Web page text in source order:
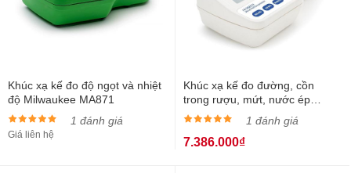
Khúc xạ kế đo độ ngọt và nhiệt
độ Milwaukee MA871
1 đánh giá
Giá liên hệ
Khúc xạ kế đo đường, cồn
trong rượu, mứt, nước ép
Hanna HI96813
1 đánh giá
7.386.000₫